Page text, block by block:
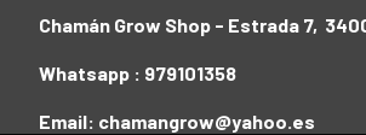
Chamán Grow Shop - Estrada 7,
Whatsapp : 979101358
Email: chamangrow@yahoo.es